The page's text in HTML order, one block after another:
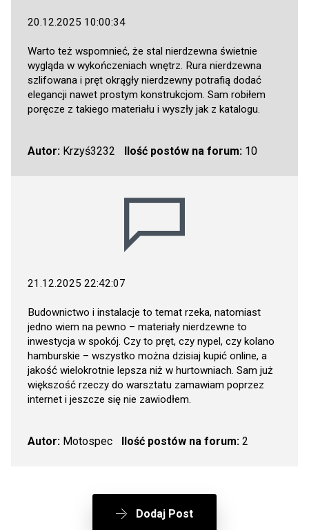
20.12.2025 10:00:34
Warto też wspomnieć, że stal nierdzewna świetnie
wygląda w wykończeniach wnętrz. Rura nierdzewna
szlifowana i pręt okrągły nierdzewny potrafią dodać
elegancji nawet prostym konstrukcjom. Sam robiłem
poręcze z takiego materiału i wyszły jak z katalogu.
Autor: Krzyś3232 Ilość postów na forum:10
21.12.2025 22:42:07
Budownictwo i instalacje to temat rzeka, natomiast
jedno wiem na pewno – materiały nierdzewne to
inwestycja w spokój. Czy to pręt, czy nypel, czy kolano
hamburskie – wszystko można dzisiaj kupić online, a
jakość wielokrotnie lepsza niż w hurtowniach. Sam już
większość rzeczy do warsztatu zamawiam poprzez
internet i jeszcze się nie zawiodłem.
Autor: Motospec Ilość postów na forum:2
Dodaj Post